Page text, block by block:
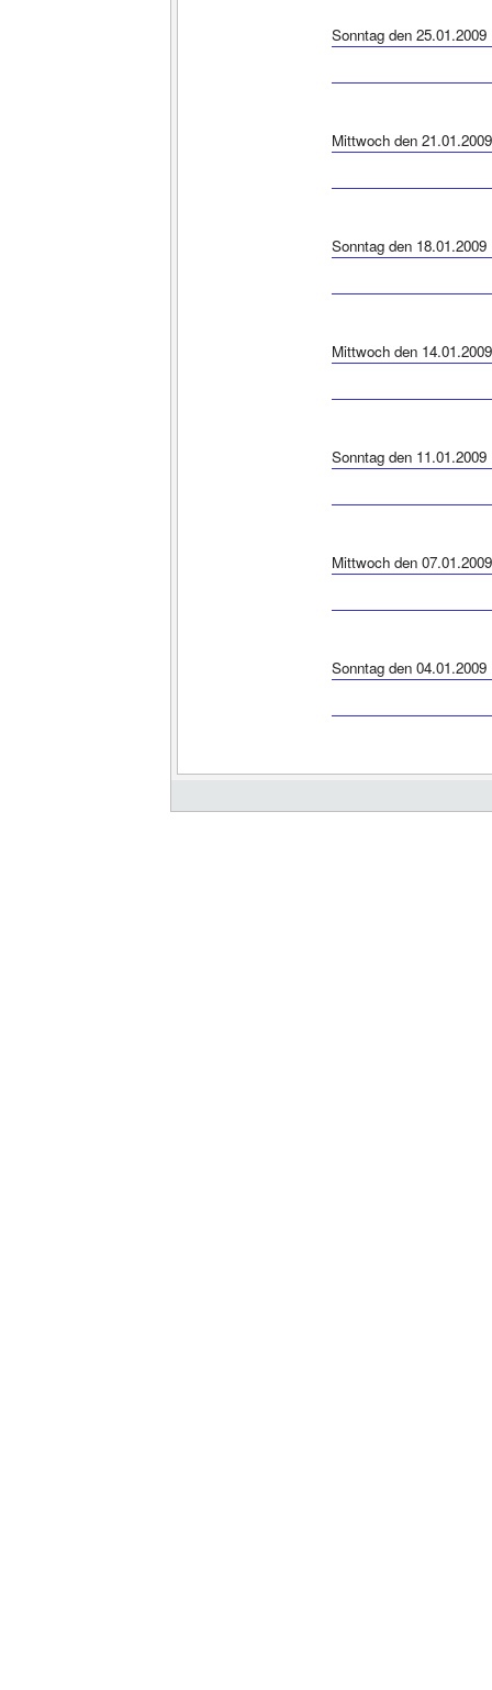
Sonntag den 25.01.2009
Mittwoch den 21.01.2009
Sonntag den 18.01.2009
Mittwoch den 14.01.2009
Sonntag den 11.01.2009
Mittwoch den 07.01.2009
Sonntag den 04.01.2009